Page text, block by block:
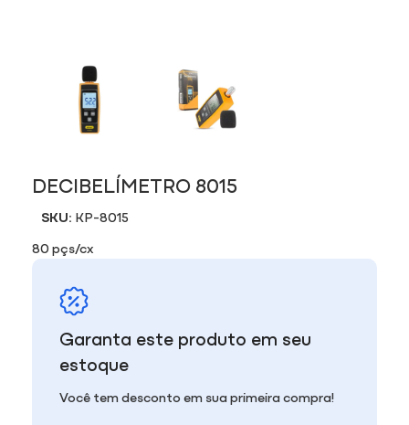
DECIBELÍMETRO 8015
SKU: KP-8015
80 pçs/cx
Garanta este produto em seu
estoque
Você tem desconto em sua primeira compra!